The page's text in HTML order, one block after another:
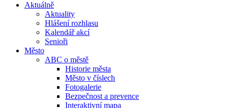
Aktuálně
Aktuality
Hlášení rozhlasu
Kalendář akcí
Senioři
Město
ABC o městě
Historie města
Město v číslech
Fotogalerie
Bezpečnost a prevence
Interaktivní mapa